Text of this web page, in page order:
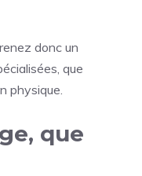
donc un
que
physique.
que